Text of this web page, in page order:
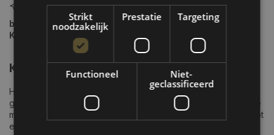
info@autoklusser.nl
btw-nummer
NL866874690B01
KVK nummer
94731756
Klachten
Het kan altijd voorkomen dat er iets niet helemaal gaat zoals
gepland. We raden u aan om klachten eerst bij ons kenbaar te
maken door te mailen naar
. Leidt dit niet tot
een oplossing, dan is het mogelijk om uw geschil aan te
Strikt
noodzakelijk
Prestatie Targeting
Functioneel
Niet-
geclassificeerd